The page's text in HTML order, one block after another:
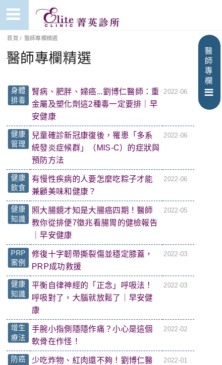
醫
師
專
欄
首頁 / 醫師專欄精選
醫師專欄精選
身體
排毒
腎病、肥胖、婦癌...劉博仁醫師：重
金屬及塑化劑這2種毒一定要排｜早
安健康
2022-06
健康
管理
兒童確診新冠康復後，罹患「多系
統發炎症候群」（MIS-C）的症狀與
預防方法
2022-06
健康
飲食
有慢性疾病的人要怎麼吃粽子才能
兼顧美味和健康？
2022-06
健康
知識
照大腸鏡才知是大腸癌四期！醫師
教你從排便7徵兆看腸胃的健檢報告
｜早安健康
2022-05
PRP
案例
修復十字韌帶撕裂傷並穩定膝蓋，
PRP成功救援
2022-03
健康
知識
平衡自律神經的「正念」呼吸法！
呼吸對了，大腦就放鬆了｜早安健
康
2022-03
增生
療法
手腕小指側隱隱作痛？小心是這個
軟骨在作怪！
2022-02
防癌
少吃炸物、紅肉還不夠！劉博仁醫
2022-01